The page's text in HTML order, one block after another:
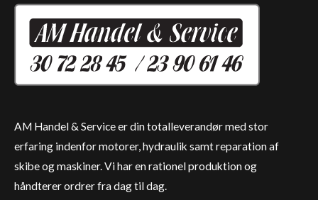
AM Handel & Service er din totalleverandør med stor
erfaring indenfor motorer, hydraulik samt reparation af
skibe og maskiner. Vi har en rationel produktion og
håndterer ordrer fra dag til dag.